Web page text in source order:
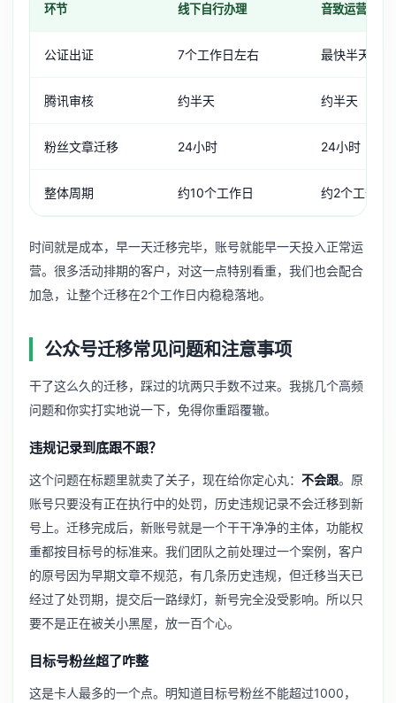
环节 线下自行办理 音致运营线上
公证出证 7个工作日左右 最快半天，
腾讯审核 约半天 约半天
粉丝文章迁移 24小时 24小时
整体周期 约10个工作日 约2个工作日
时间就是成本，早一天迁移完毕，账号就能早一天投入正常运
营。很多活动排期的客户，对这一点特别看重，我们也会配合
加急，让整个迁移在2个工作日内稳稳落地。
公众号迁移常见问题和注意事项
干了这么久的迁移，踩过的坑两只手数不过来。我挑几个高频
问题和你实打实地说一下，免得你重蹈覆辙。
违规记录到底跟不跟？
这个问题在标题里就卖了关子，现在给你定心丸： 不会跟。原
账号只要没有正在执行中的处罚，历史违规记录不会迁移到新
号上。迁移完成后，新账号就是一个干干净净的主体，功能权
重都按目标号的标准来。我们团队之前处理过一个案例，客户
的原号因为早期文章不规范，有几条历史违规，但迁移当天已
经过了处罚期，提交后一路绿灯，新号完全没受影响。所以只
要不是正在被关小黑屋，放一百个心。
目标号粉丝超了咋整
这是卡人最多的一个点。明知道目标号粉丝不能超过1000，